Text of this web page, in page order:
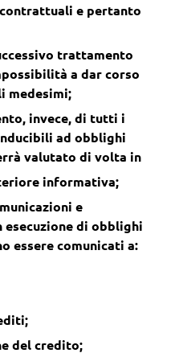
e pertanto
trattamento
a dar corso
medesimi;
invece, di tutti i
ad obblighi
valutato di volta in
informativa;
e
di obblighi
essere comunicati a:
del credito;